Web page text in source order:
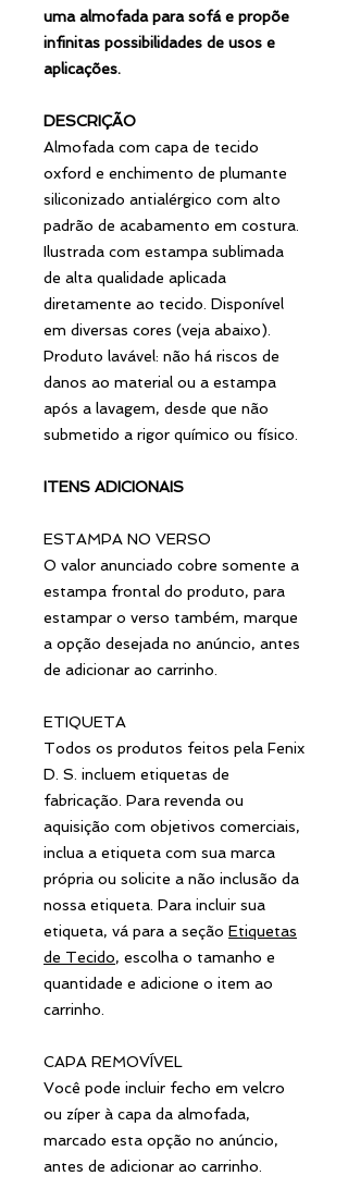
uma almofada para sofá e propõe
infinitas possibilidades de usos e
aplicações.
DESCRIÇÃO
Almofada com capa de tecido
oxford e enchimento de plumante
siliconizado antialérgico com alto
padrão de acabamento em costura.
Ilustrada com estampa sublimada
de alta qualidade aplicada
diretamente ao tecido. Disponível
em diversas cores (veja abaixo).
Produto lavável: não há riscos de
danos ao material ou a estampa
após a lavagem, desde que não
submetido a rigor químico ou físico.
ITENS ADICIONAIS
ESTAMPA NO VERSO
O valor anunciado cobre somente a
estampa frontal do produto, para
estampar o verso também, marque
a opção desejada no anúncio, antes
de adicionar ao carrinho.
ETIQUETA
Todos os produtos feitos pela Fenix
D. S. incluem etiquetas de
fabricação. Para revenda ou
aquisição com objetivos comerciais,
inclua a etiqueta com sua marca
própria ou solicite a não inclusão da
nossa etiqueta. Para incluir sua
etiqueta, vá para a seção Etiquetas
de Tecido, escolha o tamanho e
quantidade e adicione o item ao
carrinho.
CAPA REMOVÍVEL
Você pode incluir fecho em velcro
ou zíper à capa da almofada,
marcado esta opção no anúncio,
antes de adicionar ao carrinho.